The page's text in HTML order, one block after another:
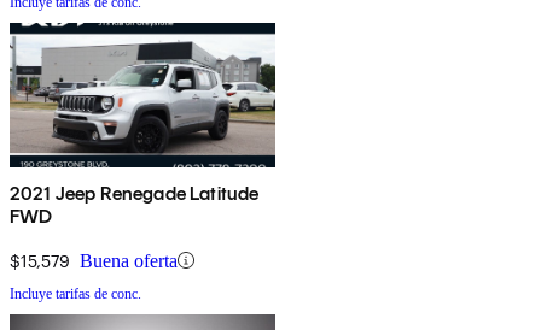
2021 Jeep Renegade Latitude
FWD
$15,579 Buena oferta
Incluye tarifas de conc.